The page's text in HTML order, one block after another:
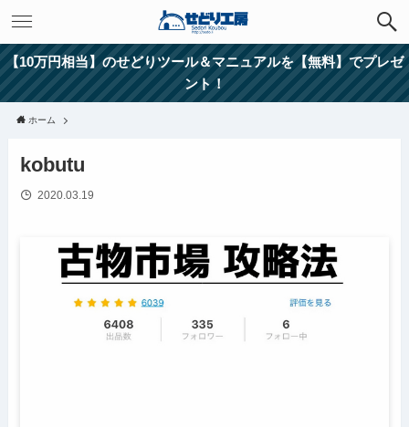
【10万円相当】のせどりツール＆マニュアルを【無料】でプレゼ
ント！
ホーム
kobutu
2020.03.19